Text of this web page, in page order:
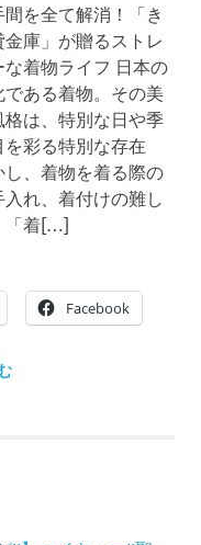
を全て解消！「き
金庫」が贈るストレ
な着物ライフ 日本の
である着物。その美
格は、特別な日や季
を彩る特別な存在
し、着物を着る際の
れ、着付けの難し
「着[…]
Facebook